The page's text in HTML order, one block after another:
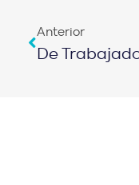
Anterior